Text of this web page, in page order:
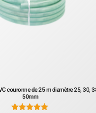
couronne de 25 m diamètre 25, 30,
50mm